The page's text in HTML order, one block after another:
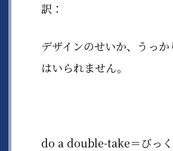
訳：
デザインのせいか、うっ
はいられません。
do a double-take＝びっく